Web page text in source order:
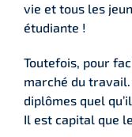
vie et tous les
étudiante !
Toutefois, pour
marché du
diplômes quel
Il est capital que